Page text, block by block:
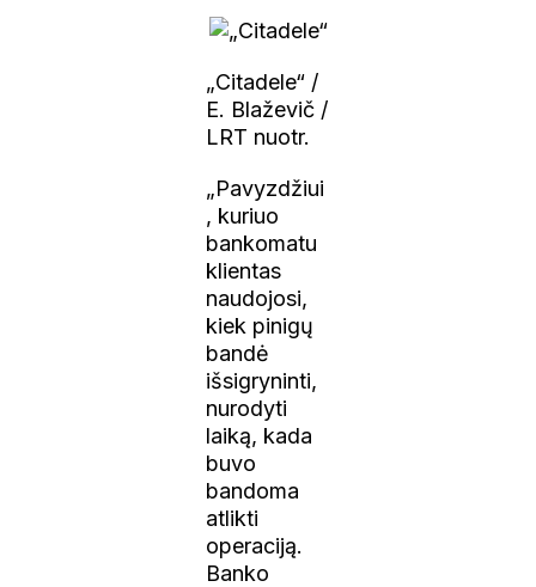
„Citadele“ /
E. Blaževič /
LRT nuotr.
„Pavyzdžiui
, kuriuo
bankomatu
klientas
naudojosi,
kiek pinigų
bandė
išsigryninti,
nurodyti
laiką, kada
buvo
bandoma
atlikti
operaciją.
Banko